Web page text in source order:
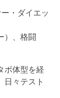
・ダイエッ
）、格闘
ボ体型を経
日々テスト